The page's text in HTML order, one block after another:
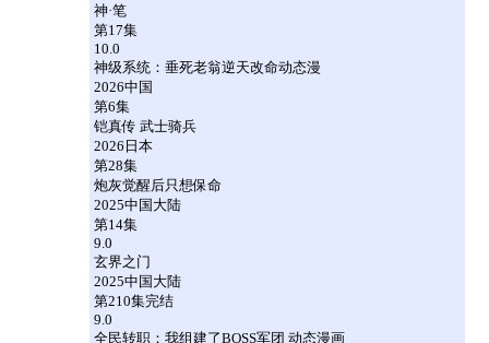
神·笔
第17集
10.0
神级系统：垂死老翁逆天改命动态漫
2026中国
第6集
铠真传 武士骑兵
2026日本
第28集
炮灰觉醒后只想保命
2025中国大陆
第14集
9.0
玄界之门
2025中国大陆
第210集完结
9.0
全民转职：我组建了BOSS军团 动态漫画